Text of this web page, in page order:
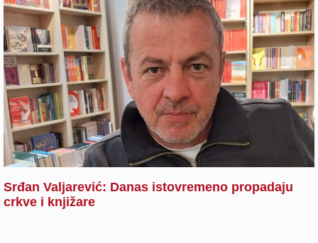
Srđan Valjarević: Danas istovremeno propadaju
crkve i knjižare